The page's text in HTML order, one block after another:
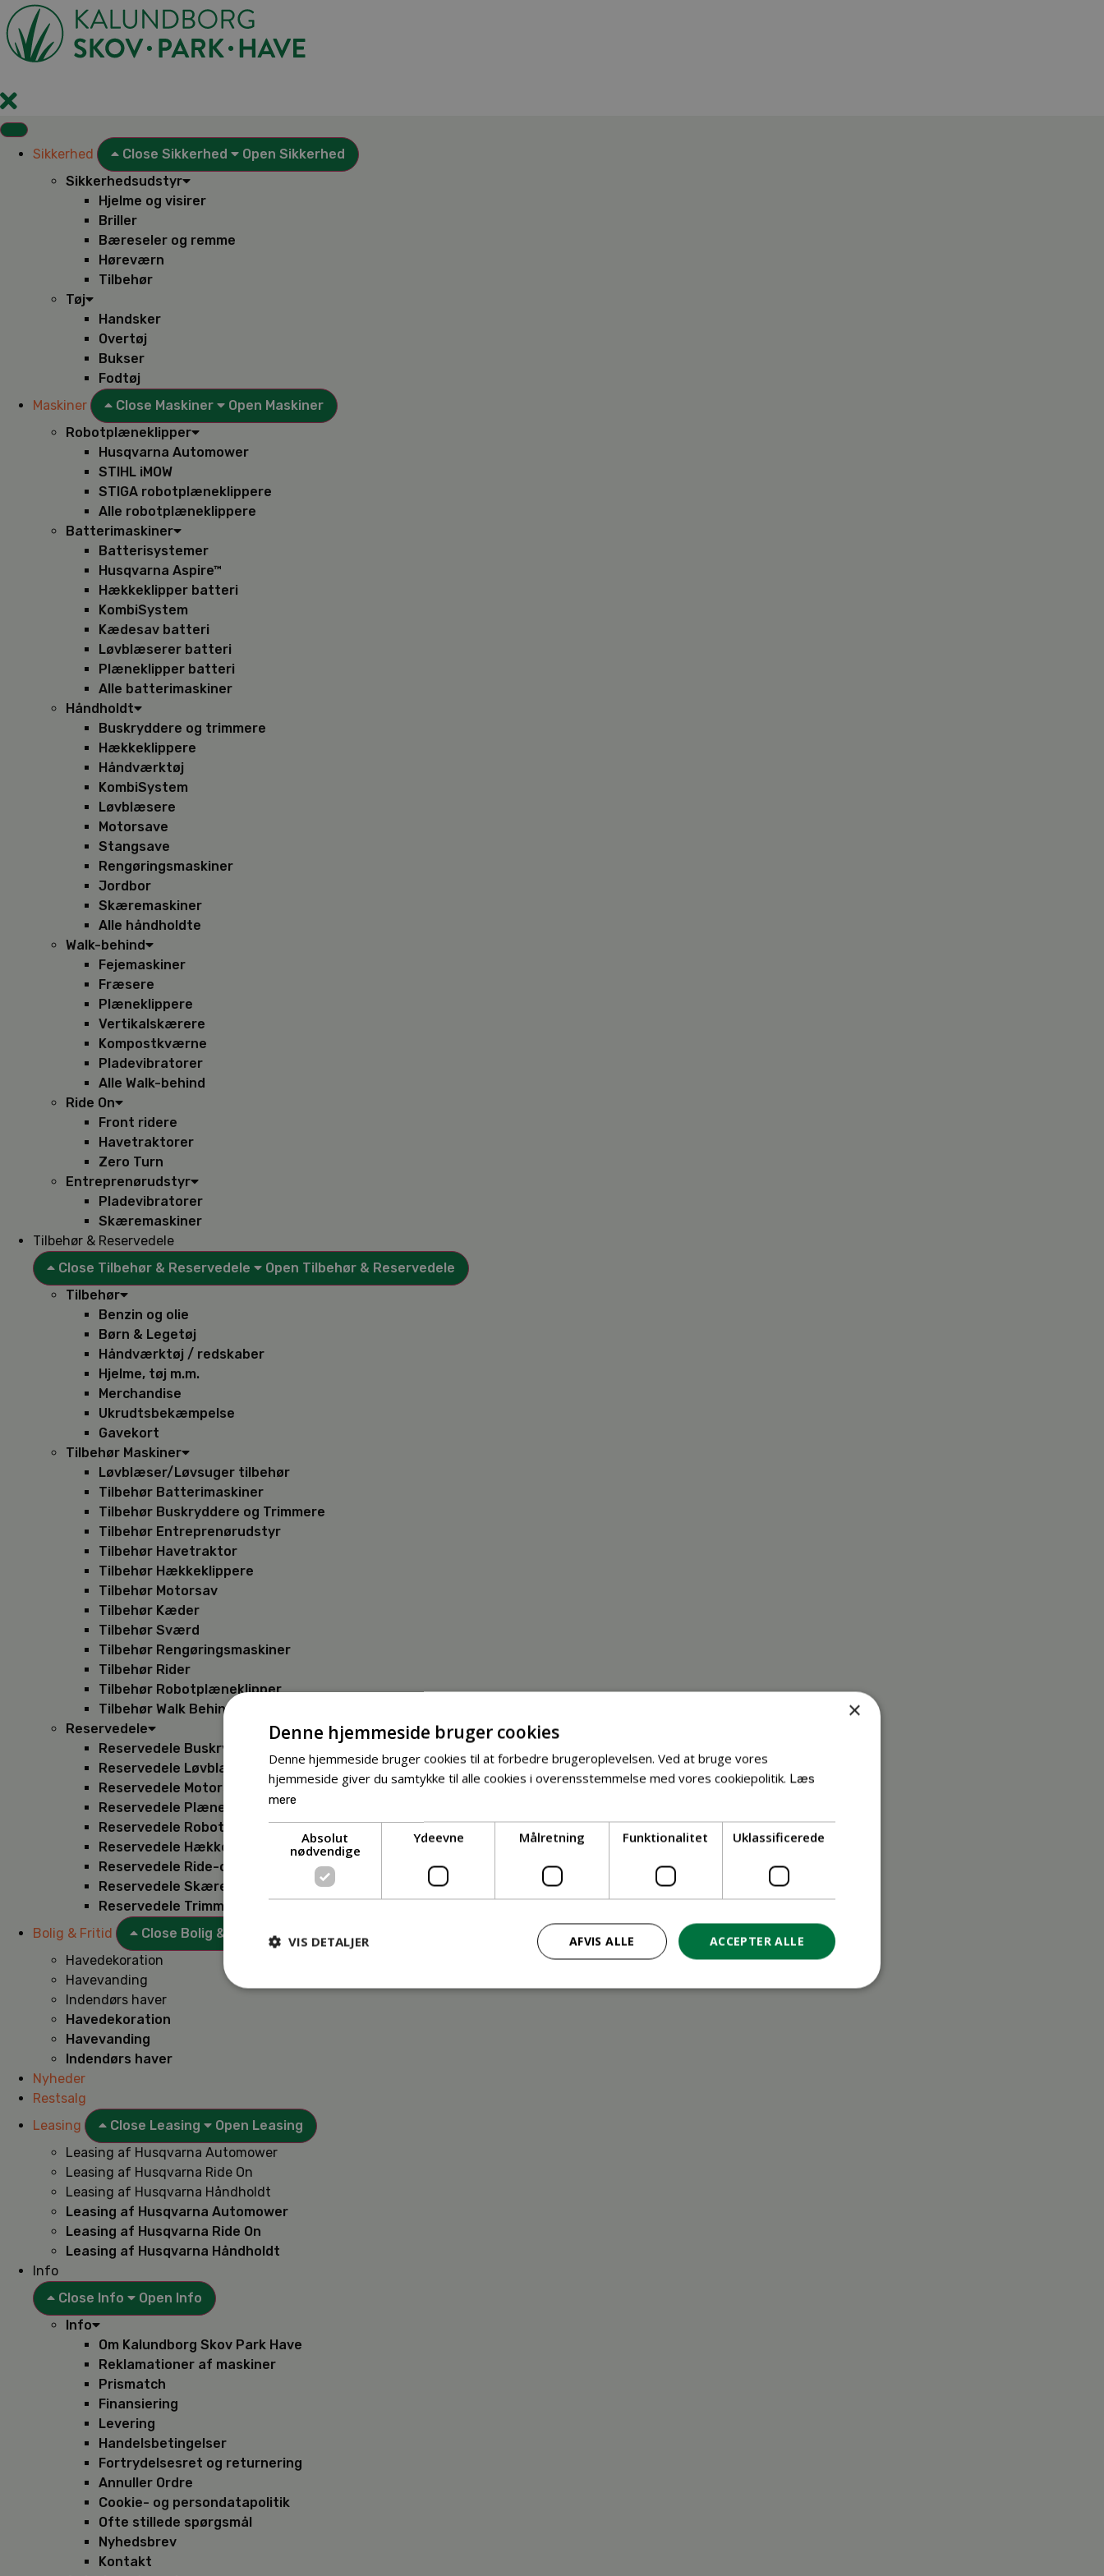
Videre
til
indhold
Sikkerhed Close Sikkerhed
Open Sikkerhed
Sikkerhedsudstyr
Hjelme og visirer
Briller
Bæreseler og remme
Høreværn
Tilbehør
Tøj
Handsker
Overtøj
Bukser
Fodtøj
Maskiner
Close Maskiner
Open Maskiner
Robotplæneklipper
Husqvarna Automower
STIHL iMOW
STIGA robotplæneklippere
Alle robotplæneklippere
Batterimaskiner
Batterisystemer
Husqvarna Aspire™
Hækkeklipper batteri
KombiSystem
Kædesav batteri
Løvblæserer batteri
Plæneklipper batteri
Alle batterimaskiner
Håndholdt
Buskryddere og trimmere
Hækkeklippere
Håndværktøj
KombiSystem
Løvblæsere
Motorsave
Stangsave
Rengøringsmaskiner
Jordbor
Skæremaskiner
Alle håndholdte
Walk-behind
Fejemaskiner
Fræsere
Plæneklippere
Vertikalskærere
Kompostkværne
Pladevibratorer
Alle Walk-behind
Ride On
Front ridere
Havetraktorer
Zero Turn
Entreprenørudstyr
Pladevibratorer
Skæremaskiner
Tilbehør & Reservedele
Close Tilbehør & Reservedele
Open Tilbehør & Reservedele
Tilbehør
Benzin og olie
Børn & Legetøj
Håndværktøj / redskaber
Hjelme, tøj m.m.
Merchandise
Ukrudtsbekæmpelse
Gavekort
Tilbehør Maskiner
Løvblæser/Løvsuger tilbehør
Tilbehør Batterimaskiner
Tilbehør Buskryddere og Trimmere
Tilbehør Entreprenørudstyr
Tilbehør Havetraktor
Tilbehør Hækkeklippere
Tilbehør Motorsav
Tilbehør Kæder
Tilbehør Sværd
Tilbehør Rengøringsmaskiner
Tilbehør Rider
Tilbehør Robotplæneklipper
Tilbehør Walk Behind
Reservedele
Reservedele Buskryddere
Reservedele Løvblæsere
Reservedele Motorsave
Reservedele Plæneklippere
Reservedele Robotplæneklippere
Reservedele Hækkeklippere
Reservedele Ride-on
Reservedele Skæremaskiner
Reservedele Trimmere
Bolig & Fritid
Close Bolig & Fritid
Havedekoration
Havevanding
Indendørs haver
Havedekoration
Havevanding
Indendørs haver
Nyheder
Restsalg
Leasing
Close Leasing
Open Leasing
Leasing af Husqvarna Automower
Leasing af Husqvarna Ride On
Leasing af Husqvarna Håndholdt
Leasing af Husqvarna Automower
Leasing af Husqvarna Ride On
Leasing af Husqvarna Håndholdt
Info
Close Info
Open Info
Info
Om Kalundborg Skov Park Have
Reklamationer af maskiner
Prismatch
Finansiering
Levering
Handelsbetingelser
Fortrydelsesret og returnering
Annuller Ordre
Cookie- og persondatapolitik
Ofte stillede spørgsmål
Nyhedsbrev
Kontakt
×
Denne hjemmeside bruger cookies
Denne hjemmeside bruger cookies til at forbedre brugeroplevelsen. Ved at bruge vores
hjemmeside giver du samtykke til alle cookies i overensstemmelse med vores cookiepolitik. Læs
mere
Absolut
nødvendige
Ydeevne Målretning Funktionalitet Uklassificerede
ACCEPTER ALLE
AFVIS ALLE
VIS DETALJER